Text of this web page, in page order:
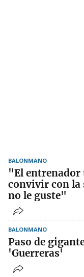
BALONMANO
"El entrenador
convivir con la
no le guste"
BALONMANO
Paso de
'Guerreras'